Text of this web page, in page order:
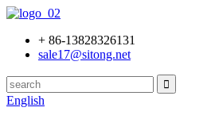
+ 86-13828326131
sale17@sitong.net
English